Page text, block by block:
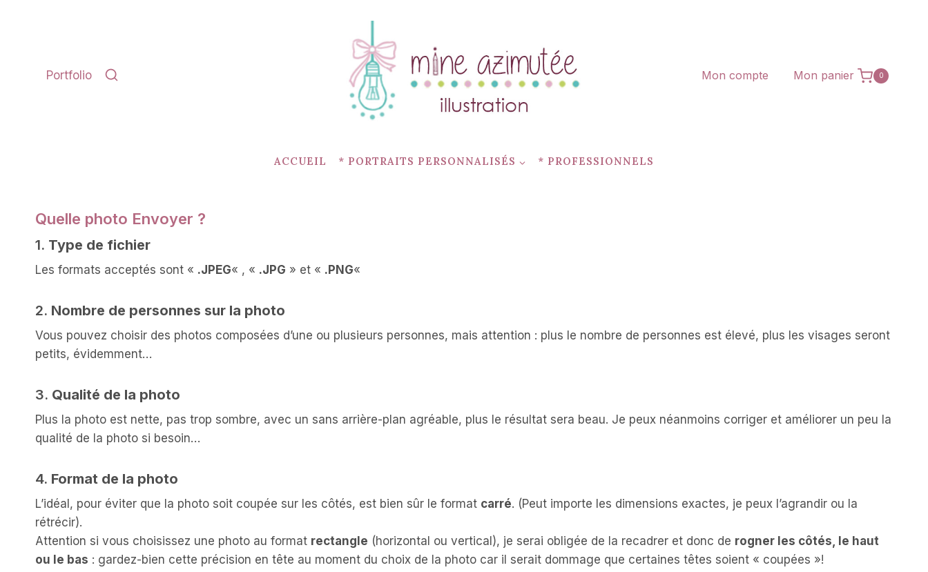
Portfolio Mon compte Mon panier 0
ACCUEIL * PORTRAITS PERSONNALISÉS * PROFESSIONNELS
Quelle photo Envoyer ?
1. Type de fichier
Les formats acceptés sont « .JPEG« , « .JPG » et « .PNG«
2. Nombre de personnes sur la photo
Vous pouvez choisir des photos composées d’une ou plusieurs personnes, mais attention : plus le nombre de personnes est élevé, plus les visages seront
petits, évidemment…
3. Qualité de la photo
Plus la photo est nette, pas trop sombre, avec un sans arrière-plan agréable, plus le résultat sera beau. Je peux néanmoins corriger et améliorer un peu la
qualité de la photo si besoin…
4. Format de la photo
L’idéal, pour éviter que la photo soit coupée sur les côtés, est bien sûr le format carré. (Peut importe les dimensions exactes, je peux l’agrandir ou la
rétrécir).
Attention si vous choisissez une photo au format rectangle (horizontal ou vertical), je serai obligée de la recadrer et donc de rogner les côtés, le haut
ou le bas : gardez-bien cette précision en tête au moment du choix de la photo car il serait dommage que certaines têtes soient « coupées »!